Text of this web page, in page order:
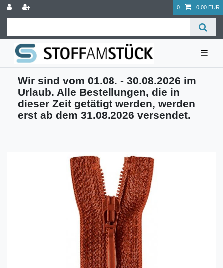
0 0,00 EUR
☰
Wir sind vom 01.08. - 30.08.2026 im
Urlaub. Alle Bestellungen, die in
dieser Zeit getätigt werden, werden
erst ab dem 31.08.2026 versendet.